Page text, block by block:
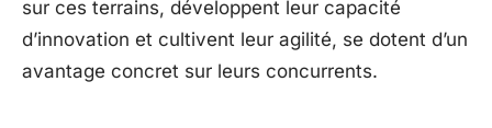
sur ces terrains, développent leur capacité
d’innovation et cultivent leur agilité, se dotent d’un
avantage concret sur leurs concurrents.